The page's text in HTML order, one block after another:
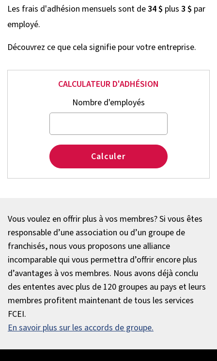
Les frais d'adhésion mensuels sont de34 $ plus 3 $ par
employé.
Découvrez ce que cela signifie pour votre entreprise.
CALCULATEUR D'ADHÉSION
Nombre d'employés
Calculer
Vous voulez en offrir plus à vos membres? Si vous êtes
responsable d’une association ou d’un groupe de
franchisés, nous vous proposons une alliance
incomparable qui vous permettra d’offrir encore plus
d’avantages à vos membres. Nous avons déjà conclu
des ententes avec plus de 120 groupes au pays et leurs
membres profitent maintenant de tous les services
FCEI.
En savoir plus sur les accords de groupe.